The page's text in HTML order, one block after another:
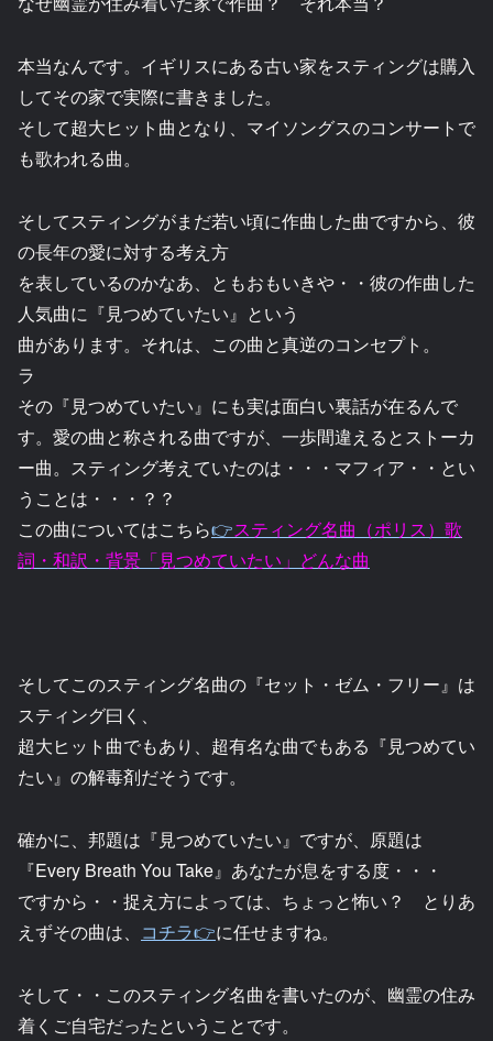
本当なんです。イギリスにある古い家をスティングは購入
してその家で実際に書きました。
そして超大ヒット曲となり、マイソングスのコンサートで
も歌われる曲。
そしてスティングがまだ若い頃に作曲した曲ですから、彼
の長年の愛に対する考え方
を表しているのかなあ、ともおもいきや・・彼の作曲した
人気曲に『見つめていたい』という
曲があります。それは、この曲と真逆のコンセプト。
ラ
その『見つめていたい』にも実は面白い裏話が在るんで
す。愛の曲と称される曲ですが、一歩間違えるとストーカ
ー曲。スティング考えていたのは・・・マフィア・・とい
うことは・・・？？
この曲についてはこちら👉スティング名曲（ポリス）歌
詞・和訳・背景「見つめていたい」どんな曲
そしてこのスティング名曲の『セット・ゼム・フリー』は
スティング曰く、
超大ヒット曲でもあり、超有名な曲でもある『見つめてい
たい』の解毒剤だそうです。
確かに、邦題は『見つめていたい』ですが、原題は
『Every Breath You Take』あなたが息をする度・・・
ですから・・捉え方によっては、ちょっと怖い？ とりあ
えずその曲は、 コチラ👉に任せますね。
そして・・このスティング名曲を書いたのが、幽霊の住み
着くご自宅だったということです。